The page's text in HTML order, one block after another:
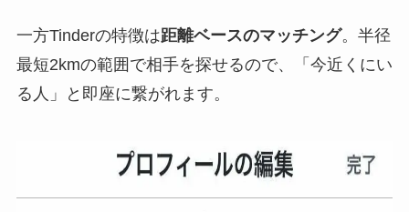
一方Tinderの特徴は距離ベースのマッチング。半径
最短2kmの範囲で相手を探せるので、「今近くにい
る人」と即座に繋がれます。